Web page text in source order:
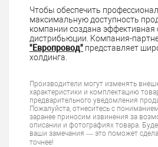
Чтобы обеспечить
максимальную доступность
компании создана эффективная
дистрибьюции. Компания-
"Европровод" представляет
холдинга.
Производители могут изменять
характеристики и комплектацию
предварительного уведомления
Пожалуйста, отнеситесь с
заранее приносим извинения за
описании и фотографиях товара.
ваши замечания — это поможет
точнее!